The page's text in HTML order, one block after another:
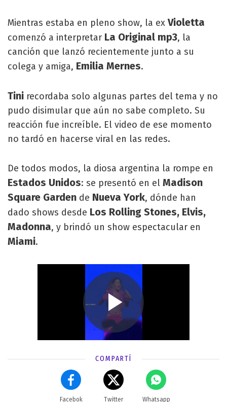
Mientras estaba en pleno show, la exVioletta
comenzó a interpretar La Original mp3, la
canción que lanzó recientemente junto a su
colega y amiga, Emilia Mernes.
Tini recordaba solo algunas partes del tema y no
pudo disimular que aún no sabe completo. Su
reacción fue increíble. El video de ese momento
no tardó en hacerse viral en las redes.
De todos modos, la diosa argentina la rompe en
Estados Unidos: se presentó en el Madison
Square Garden de Nueva York, dónde han
dado shows desde Los Rolling Stones, Elvis,
Madonna, y brindó un show espectacular en
Miami.
COMPARTÍ
Facebok Twitter Whatsapp